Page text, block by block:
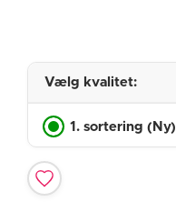
Vælg kvalitet:
1. sortering (Ny)